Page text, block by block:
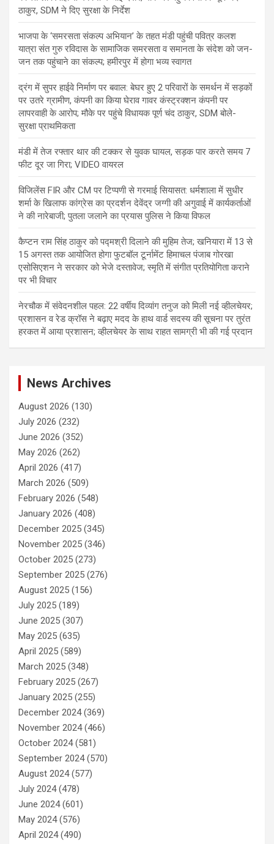
ठाकुर, SDM ने दिए सुरक्षा के निर्देश
भाजपा के ‘समरसता संकल्प अभियान’ के तहत मंडी पहुंची पवित्र कलश
यात्रा संत गुरु रविदास के सामाजिक समरसता व समानता के संदेश को जन-
जन तक पहुंचाने का संकल्प; हमीरपुर में होगा भव्य स्वागत
द्रंग में सुपर हाईवे निर्माण पर बवाल: बेघर हुए 2 परिवारों के समर्थन में सड़कों
पर उतरे ग्रामीण, कंपनी का किया घेराव गावर कंस्ट्रक्शन कंपनी पर
लापरवाही के आरोप; मौके पर पहुंचे विधायक पूर्ण चंद ठाकुर, SDM बोले-
सुरक्षा प्राथमिकता
मंडी में तेज रफ्तार थार की टक्कर से युवक घायल, सड़क पार करते समय 7
फीट दूर जा गिरा; VIDEO वायरल
विजिलेंस FIR और CM पर टिप्पणी से गरमाई सियासत: धर्मशाला में सुधीर
शर्मा के खिलाफ कांग्रेस का प्रदर्शन देवेंद्र जग्गी की अगुवाई में कार्यकर्ताओं
ने की नारेबाजी; पुतला जलाने का प्रयास पुलिस ने किया विफल
कैप्टन राम सिंह ठाकुर को पद्मश्री दिलाने की मुहिम तेज; खनियारा में 13 से
15 अगस्त तक आयोजित होगा फुटबॉल टूर्नामेंट हिमाचल पंजाब गोरखा
एसोसिएशन ने सरकार को भेजे दस्तावेज; स्मृति में संगीत प्रतियोगिता कराने
पर भी विचार
नेरचौक में संवेदनशील पहल: 22 वर्षीय दिव्यांग तनुज को मिली नई व्हीलचेयर;
प्रशासन व रेड क्रॉस ने बढ़ाए मदद के हाथ वार्ड सदस्य की सूचना पर तुरंत
हरकत में आया प्रशासन; व्हीलचेयर के साथ राहत सामग्री भी की गई प्रदान
News Archives
August 2026 (130)
July 2026 (232)
June 2026 (352)
May 2026 (262)
April 2026 (417)
March 2026 (509)
February 2026 (548)
January 2026 (408)
December 2025 (345)
November 2025 (346)
October 2025 (273)
September 2025 (276)
August 2025 (156)
July 2025 (189)
June 2025 (307)
May 2025 (635)
April 2025 (589)
March 2025 (348)
February 2025 (267)
January 2025 (255)
December 2024(369)
November 2024(466)
October 2024(581)
September 2024(570)
August 2024(577)
July 2024(478)
June 2024(601)
May 2024(576)
April 2024(490)